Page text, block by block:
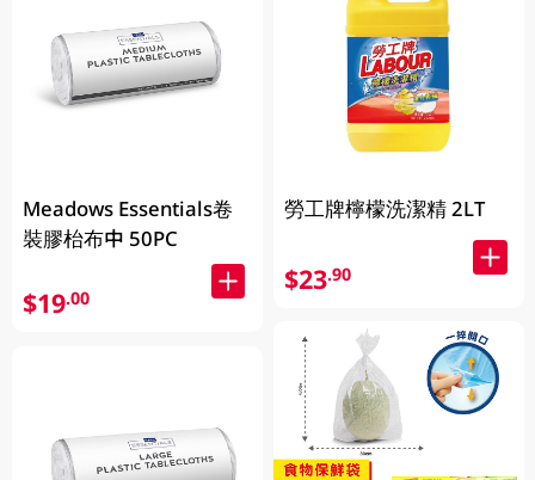
Meadows Essentials卷
裝膠枱布中 50PC
$19.00
勞工牌檸檬洗潔精 2LT
$23.90